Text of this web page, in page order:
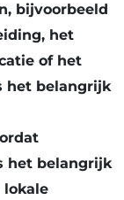
bijvoorbeeld
het
of het
het belangrijk
het belangrijk